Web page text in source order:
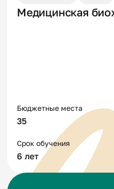
Медицинская
Бюджетные места
35
Срок обучения
6 лет